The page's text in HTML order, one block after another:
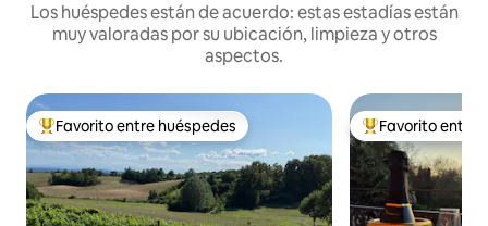
Los huéspedes están de acuerdo: estas estadías están
muy valoradas por su ubicación, limpieza y otros
aspectos.
Favorito entre huéspedes preferido
Favorito entre huéspedes Favorito entre
Favorito entre